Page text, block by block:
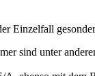
Einzelfall
sind unter